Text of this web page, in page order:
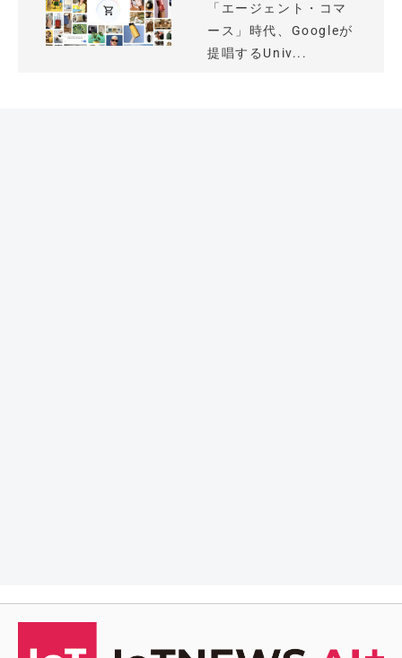
「エージェント・コマ
ース」時代、Googleが
提唱するUniv...